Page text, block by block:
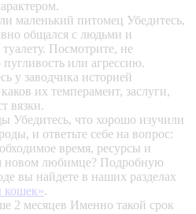
маленький питомец Убедитесь,
общался с людьми и
Посмотрите, не
или агрессию.
у заводчика историей
их темперамент, заслуги,
вязки.
Убедитесь, что хорошо изучили
и ответьте себе на вопрос:
время, ресурсы и
новом любимце? Подробную
вы найдете в наших разделах
кошек».
2 месяцев Именно такой срок